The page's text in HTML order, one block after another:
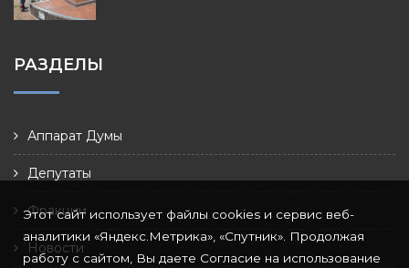
РАЗДЕЛЫ
Аппарат Думы
Депутаты
Фракции
Новости
Этот сайт использует файлы cookies и сервис веб-
аналитики «Яндекс.Метрика», «Спутник». Продолжая
работу с сайтом, Вы даете Согласие на использование